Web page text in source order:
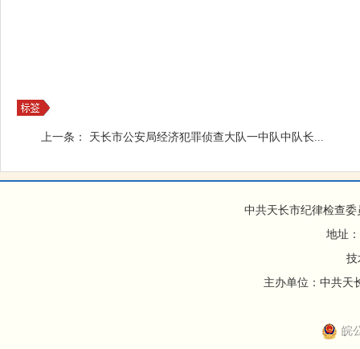
上一条： 天长市公安局经济犯罪侦查大队一中队中队长...
中共天长市纪律检查
地址
技
主办单位：中共天
皖